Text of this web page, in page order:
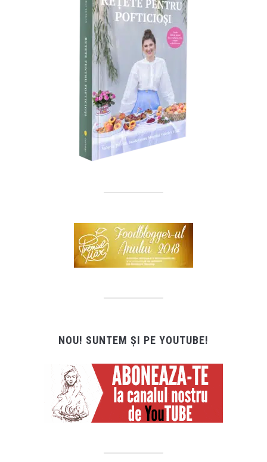
NOU! SUNTEM ȘI PE YOUTUBE!